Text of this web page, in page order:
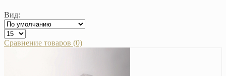
Вид:
Сравнение товаров (0)